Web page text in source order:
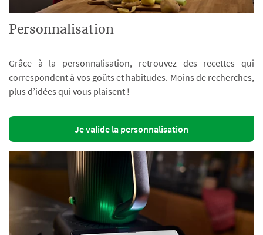
Personnalisation
Grâce à la personnalisation, retrouvez des recettes qui
correspondent à vos goûts et habitudes. Moins de recherches,
plus d’idées qui vous plaisent !
Je valide la personnalisation